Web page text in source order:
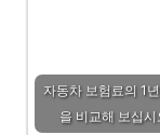
자동차 보험료의 1
을 비교해 보십시